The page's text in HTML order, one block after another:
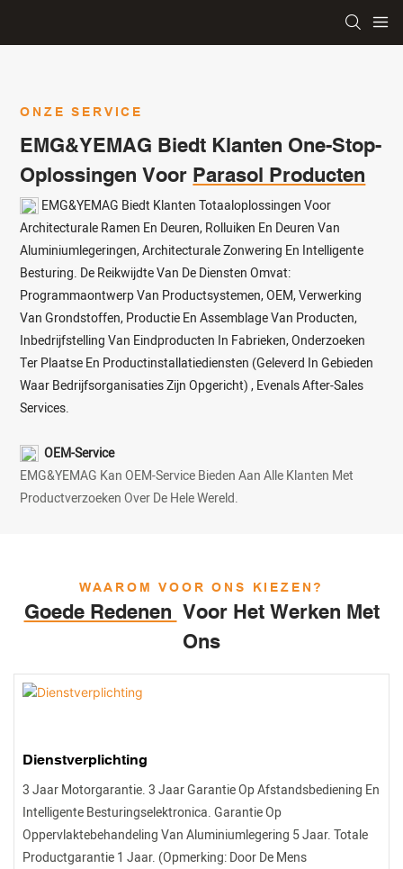
ONZE SERVICE
EMG&YEMAG Biedt Klanten One-Stop-
Oplossingen Voor Parasol Producten
EMG&YEMAG Biedt Klanten Totaaloplossingen Voor
Architecturale Ramen En Deuren, Rolluiken En Deuren Van
Aluminiumlegeringen, Architecturale Zonwering En Intelligente
Besturing. De Reikwijdte Van De Diensten Omvat:
Programmaontwerp Van Productsystemen, OEM, Verwerking
Van Grondstoffen, Productie En Assemblage Van Producten,
Inbedrijfstelling Van Eindproducten In Fabrieken, Onderzoeken
Ter Plaatse En Productinstallatiediensten (geleverd In Gebieden
Waar Bedrijfsorganisaties Zijn Opgericht) , Evenals After-Sales
Services.
OEM-Service
EMG&YEMAG Kan OEM-Service Bieden Aan Alle Klanten Met
Productverzoeken Over De Hele Wereld.
WAAROM VOOR ONS KIEZEN?
Goede Redenen Voor Het Werken Met
Ons
Dienstverplichting
3 Jaar Motorgarantie. 3 Jaar Garantie Op Afstandsbediening En
Intelligente Besturingselektronica. Garantie Op
Oppervlaktebehandeling Van Aluminiumlegering 5 Jaar. Totale
Productgarantie 1 Jaar. (Opmerking: Door De Mens